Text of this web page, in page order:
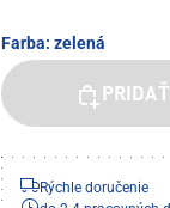
Farba: zelená
Rýchle doručenie